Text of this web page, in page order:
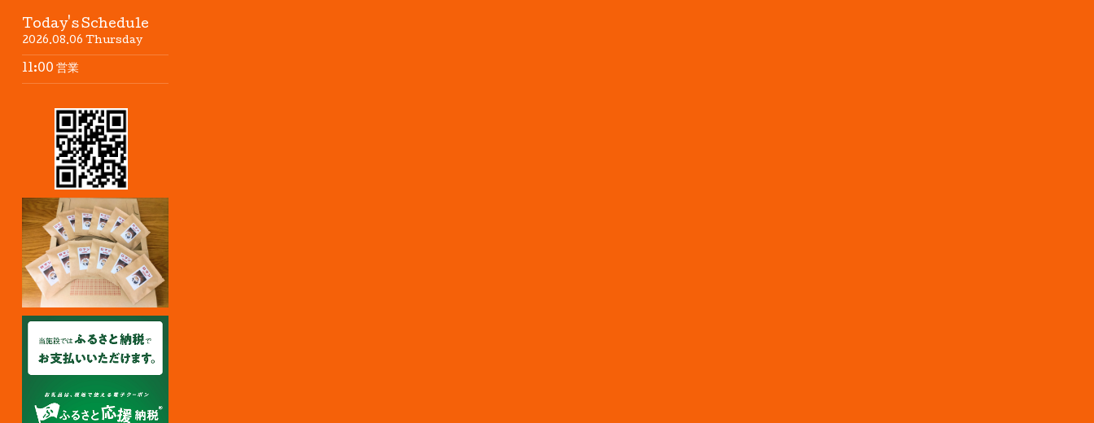
Today's Schedule
2026.08.06 Thursday
11:00 営業